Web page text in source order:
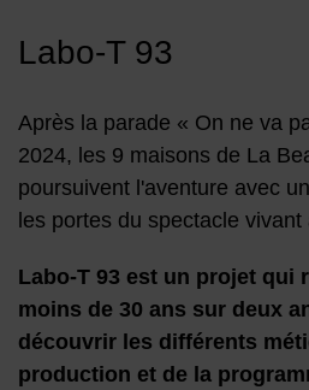
Labo-T 93
Après la parade « On ne va
2024, les 9 maisons de La
poursuivent l'aventure avec
les portes du spectacle
Labo-T 93 est un projet qui
moins de 30 ans sur deux
découvrir les différents
production et de la